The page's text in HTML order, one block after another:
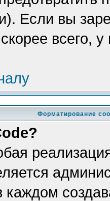
Если вы
скорее всего,
Форматирование
каждом